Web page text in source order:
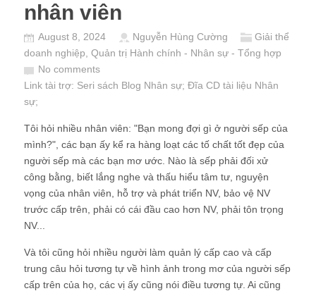
nhân viên
August 8, 2024 Nguyễn Hùng Cường
Giải thể
doanh nghiệp Quản trị Hành chính - Nhân sự - Tổng hợp
No comments
Link tài trợ: Seri sách Blog Nhân sự; Đĩa CD tài liệu Nhân
sự;
Tôi hỏi nhiều nhân viên: "Bạn mong đợi gì ở người sếp của
mình?", các bạn ấy kể ra hàng loạt các tố chất tốt đẹp của
người sếp mà các bạn mơ ước. Nào là sếp phải đối xử
công bằng, biết lắng nghe và thấu hiểu tâm tư, nguyện
vọng của nhân viên, hỗ trợ và phát triển NV, bảo vệ NV
trước cấp trên, phải có cái đầu cao hơn NV, phải tôn trọng
NV...
Và tôi cũng hỏi nhiều người làm quản lý cấp cao và cấp
trung câu hỏi tương tự về hình ảnh trong mơ của người sếp
cấp trên của họ, các vị ấy cũng nói điều tương tự. Ai cũng